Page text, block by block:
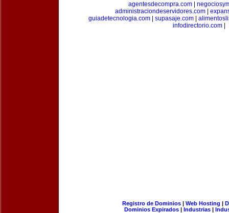
agentesdecompra.com|
administraciondeservidores.com
guiadetecnologia.com
supasaje.com
infodirectorio.com|
Registro de Dominios| Web Hosting |
Dominios Expirados | Industrias |